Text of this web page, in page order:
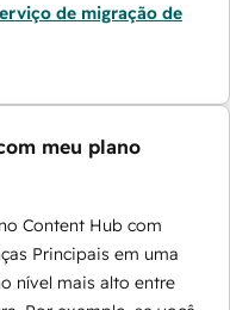
de migração de
meu plano
Content Hub com
Principais em uma
nível mais alto entre